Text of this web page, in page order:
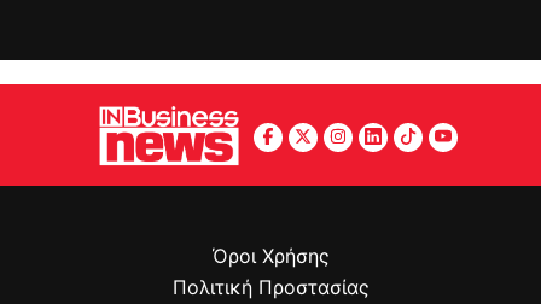
Όροι Χρήσης
Πολιτική Προστασίας